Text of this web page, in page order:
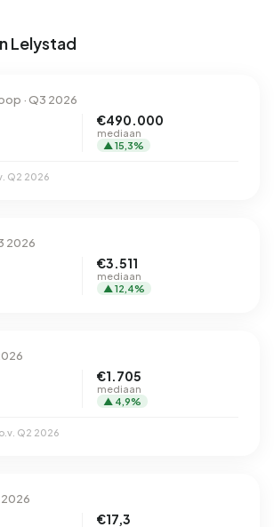
Lelystad
· Q3 2026
€490.000
mediaan
▲ 15,3%
Q2 2026
2026
€3.511
mediaan
▲ 12,4%
€1.705
mediaan
▲ 4,9%
Q2 2026
2026
€17,3